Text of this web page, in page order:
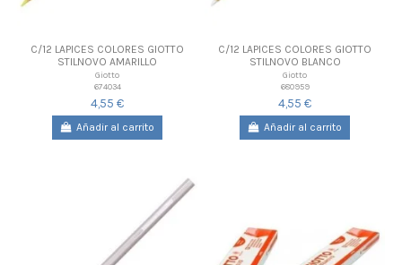
C/12 LAPICES COLORES GIOTTO
STILNOVO AMARILLO
Giotto
674034
4,55 €
Añadir al carrito
C/12 LAPICES COLORES GIOTTO
STILNOVO BLANCO
Giotto
680959
4,55 €
Añadir al carrito